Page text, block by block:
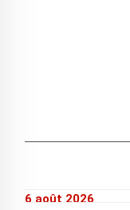
6 août 2026